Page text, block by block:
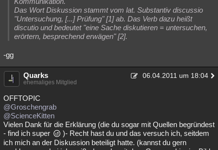
Das Wort Diskussion stammt vom lat. Substantiv discussio
"Untersuchung, [...] Prüfung" [1] ab. Das Verb dazu heißt
discutio und bedeutet "eine Sache diskutieren = untersuchen,
erörtern, besprechend erwägen" [2].
-gg
Quarks 06.04.2011 um 18:04
ehemaliges Mitglied
OFFTOPIC
@Groschengrab
@ScienceKitten
Vielen Dank für die Erklärung (die du sogar mit Quellen begründest
- find ich super
)- Recht hast du und das versuch ich, seitdem
ich mich an der Diskussion beteiligt hatte. (kannst du gern